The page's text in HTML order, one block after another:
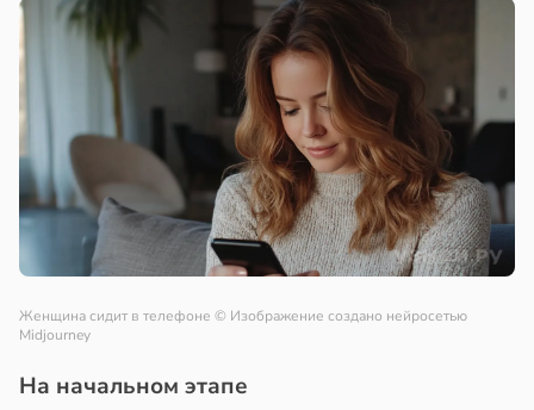
Женщина сидит в телефоне © Изображение создано нейросетью
Midjourney
На начальном этапе